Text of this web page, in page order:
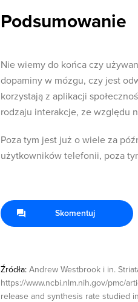
Podsumowanie
Nie wiemy do końca czy
dopaminy w mózgu, czy jest
korzystają z aplikacji
rodzaju interakcje, ze względu
Poza tym jest już o wiele za
użytkowników telefonii, poza
Źródła: Andrew Westbrook i in.
https://www.ncbi.nlm.nih.gov/pmc/
release and synthesis rate studied
Skomentuj